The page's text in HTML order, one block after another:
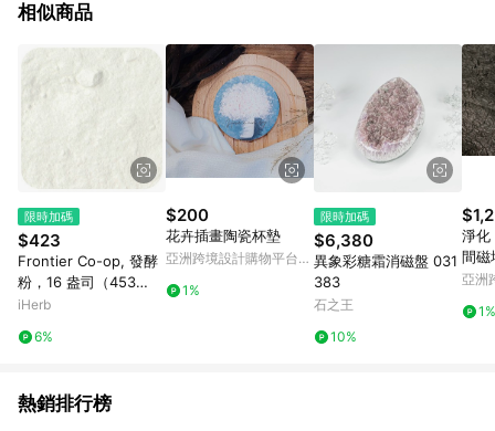
相似商品
限時加碼
$423
Frontier Co-op, 發酵
粉，16 盎司（453
克）
iHerb
6%
$200
花卉插畫陶瓷杯墊
亞洲跨境設計購物平台
1%
限時加碼
$6,380
異象彩糖霜消磁盤 031
383
石之王
10%
淨化
間磁
淨化
亞洲
1%
熱銷排行榜